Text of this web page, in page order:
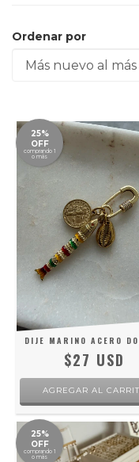
Ordenar por
25%
OFF
comprando 1
o más
DIJE MARINO ACERO
$27 USD
25%
OFF
comprando 1
o más